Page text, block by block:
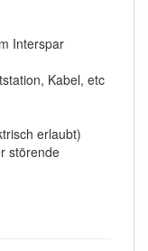
Interspar
Kabel, etc
erlaubt)
störende